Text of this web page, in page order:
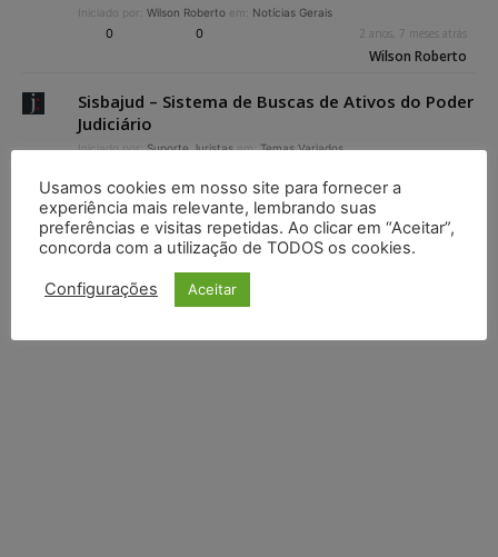
Iniciado por: Wilson Roberto em: Notícias Gerais
0 0 2 anos, 7 meses atrás
Wilson Roberto
Sisbajud – Sistema de Buscas de Ativos do Poder
Judiciário
Iniciado por:Suporte Juristas em:Temas Variados
Suporte Juristas
Visualizando 12 tópicos - 1 até 12 (de 12 do total)
Usamos cookies em nosso site para fornecer a
experiência mais relevante, lembrando suas
preferências e visitas repetidas. Ao clicar em “Aceitar”,
concorda com a utilização de TODOS os cookies.
Configurações Aceitar